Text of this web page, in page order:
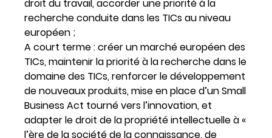
droit du travail, accorder une priorité à la
recherche conduite dans les TICs au niveau
européen ;
A court terme : créer un marché européen des
TICs, maintenir la priorité à la recherche dans le
domaine des TICs, renforcer le développement
de nouveaux produits, mise en place d’un Small
Business Act tourné vers l’innovation, et
adapter le droit de la propriété intellectuelle à «
l’ère de la société de la connaissance, de